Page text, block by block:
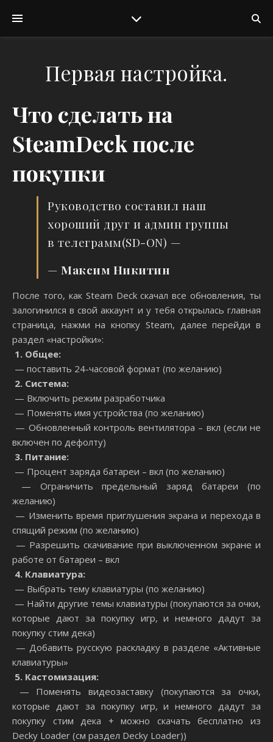
Первая настройка.
Что сделать на
SteamDeck после
покупки
Руководство составил наш
хороший друг и админ группы
в телеграмм(SD-ON) —
— Максим Никитин
После того, как Steam Deck скачал все обновления, ты
залогинился в свой аккаунт и у тебя открылась главная
страница, нажми на кнопку Steam, далее перейди в
раздел «настройки»:
1. Общее:
— поставить 24-часовой формат (по желанию)
2. Система:
— Включить режим разработчика
— Поменять имя устройства (по желанию)
— Обновленный контроль вентилятора – вкл (если не
включен по дефолту)
3. Питание:
— Процент заряда батареи – вкл (по желанию)
— Ограничить предельный заряд батареи (по
желанию)
— Изменить время приглушения экрана и перехода в
спящий режим (по желанию)
— Разрешить скачивание при выключенном экране и
работе от батареи – вкл
4. Клавиатура:
— Выбрать тему клавиатуры (по желанию)
— Найти другие темы клавиатуры (покупаются за очки,
которые дают за покупку игр, и немного дадут за
покупку стим дека)
— Добавить русскую раскладку в разделе «Активные
клавиатуры»
5. Кастомизация:
— Поменять видеозаставку (покупаются за очки,
которые дают за покупку игр, и немного дадут за
покупку стим дека + можно скачать бесплатно из
Decky Loader (см раздел Decky Loader))